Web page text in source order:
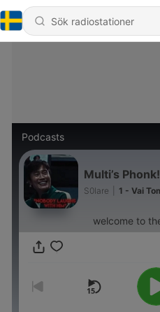
Podcasts
Multi’s Phonk!
S0lare 1 - Vai
welcome to